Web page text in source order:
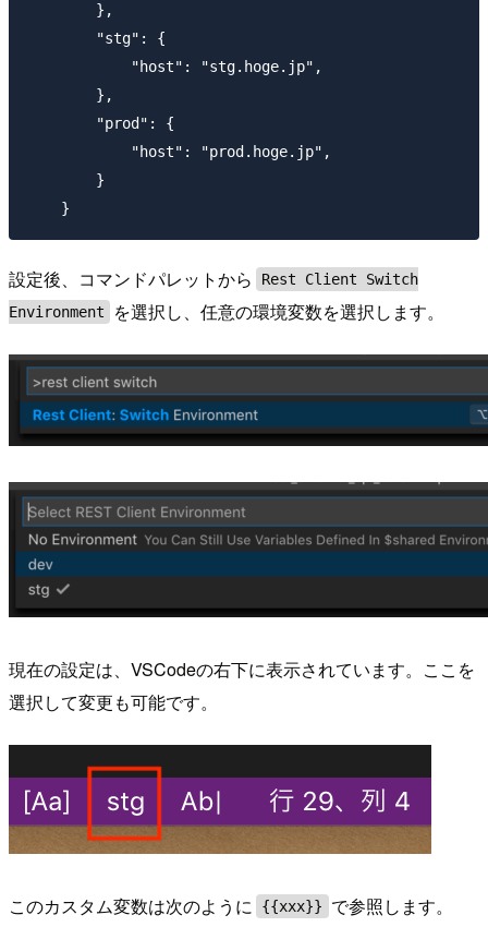
        },
        "stg": {
            "host": "stg.hoge.jp",
        },
        "prod": {
            "host": "prod.hoge.jp",
        }
設定後、コマンドパレットから
Rest Client Switch
Environment
を選択し、任意の環境変数を選択します。
現在の設定は、VSCodeの右下に表示されています。ここを
選択して変更も可能です。
このカスタム変数は次のように {{xxx}} で参照します。